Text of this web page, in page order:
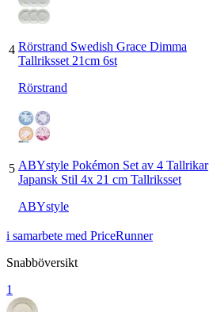
4 Rörstrand Swedish Grace Dimma
Tallriksset 21cm 6st
Rörstrand
5 ABYstyle Pokémon Set av 4 Tallrikar
Japansk Stil 4x 21 cm Tallriksset
ABYstyle
i samarbete med PriceRunner
Snabböversikt
1